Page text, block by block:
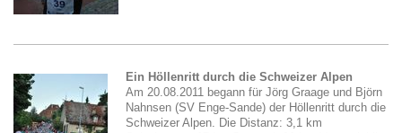
Ein Höllenritt durch die Schweizer Alpen
Am 20.08.2011 begann für Jörg Graage und Björn
Nahnsen (SV Enge-Sande) der Höllenritt durch die
Schweizer Alpen. Die Distanz: 3,1 km